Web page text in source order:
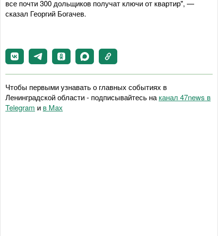
все почти 300 дольщиков получат ключи от квартир", —
сказал Георгий Богачев.
Чтобы первыми узнавать о главных событиях в
Ленинградской области - подписывайтесь на канал 47news в
Telegram и в Maх